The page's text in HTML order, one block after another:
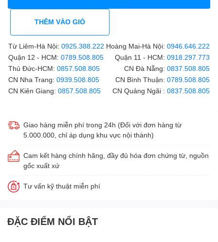
THÊM VÀO GIỎ
Từ Liêm-Hà Nội: 0925.388.222 Hoàng Mai-Hà Nội: 0946.646.222
Quận 12 - HCM: 0789.508.805 Quận 11 - HCM: 0918.297.773
Thủ Đức-HCM: 0857.508.805 CN Đà Nẵng: 0837.508.805
CN Nha Trang: 0939.508.805 CN Bình Thuận: 0789.508.805
CN Kiên Giang: 0857.508.805 CN Quảng Ngãi : 0837.508.805
Giao hàng miễn phí trong 24h (Đối với đơn hàng từ
5.000.000, chỉ áp dụng khu vực nội thành)
Cam kết hàng chính hãng, đầy đủ hóa đơn chứng từ, nguồn
gốc xuất xứ
Tư vấn kỹ thuật miễn phí
ĐẶC ĐIỂM NỔI BẬT